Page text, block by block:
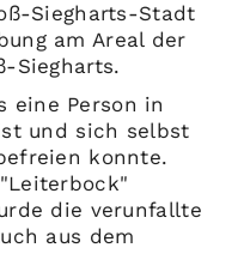
Siegharts-Stadt
am Areal der
Siegharts.
eine Person in
und sich selbst
konnte.
die verunfallte
aus dem